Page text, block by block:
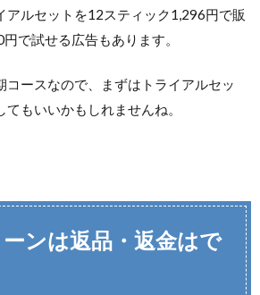
アルセットを12スティック1,296円で販
で試せる広告もあります。
コースなので、まずはトライアルセッ
てもいいかもしれませんね。
ンは返品・返金はで